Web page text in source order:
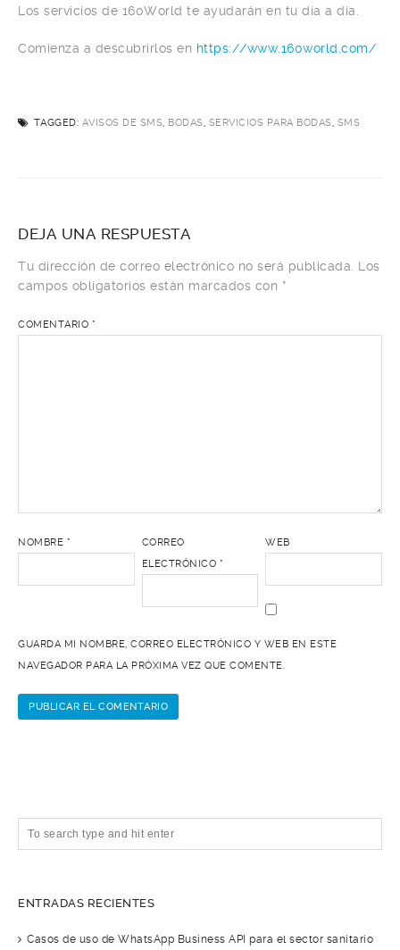
Los servicios de 160World te ayudarán en tu día a día.
Comienza a descubrirlos en https://www.160world.com/
TAGGED: AVISOS DE SMS, BODAS, SERVICIOS PARA BODAS, SMS
DEJA UNA RESPUESTA
Tu dirección de correo electrónico no será publicada. Los
campos obligatorios están marcados con *
COMENTARIO *
NOMBRE *
CORREO
ELECTRÓNICO *
WEB
GUARDA MI NOMBRE, CORREO ELECTRÓNICO Y WEB EN ESTE
NAVEGADOR PARA LA PRÓXIMA VEZ QUE COMENTE.
ENTRADAS RECIENTES
Casos de uso de WhatsApp Business API para el sector sanitario